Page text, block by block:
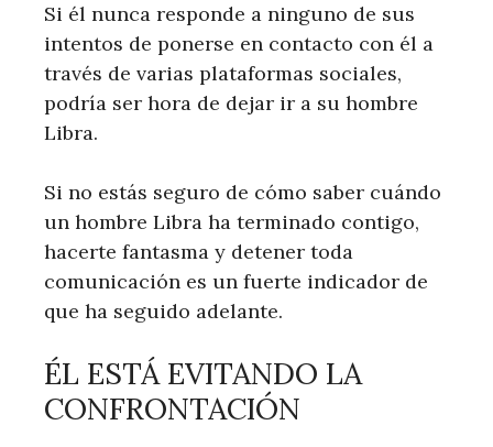
Si él nunca responde a ninguno de sus
intentos de ponerse en contacto con él a
través de varias plataformas sociales,
podría ser hora de dejar ir a su hombre
Libra.
Si no estás seguro de cómo saber cuándo
un hombre Libra ha terminado contigo,
hacerte fantasma y detener toda
comunicación es un fuerte indicador de
que ha seguido adelante.
ÉL ESTÁ EVITANDO LA
CONFRONTACIÓN